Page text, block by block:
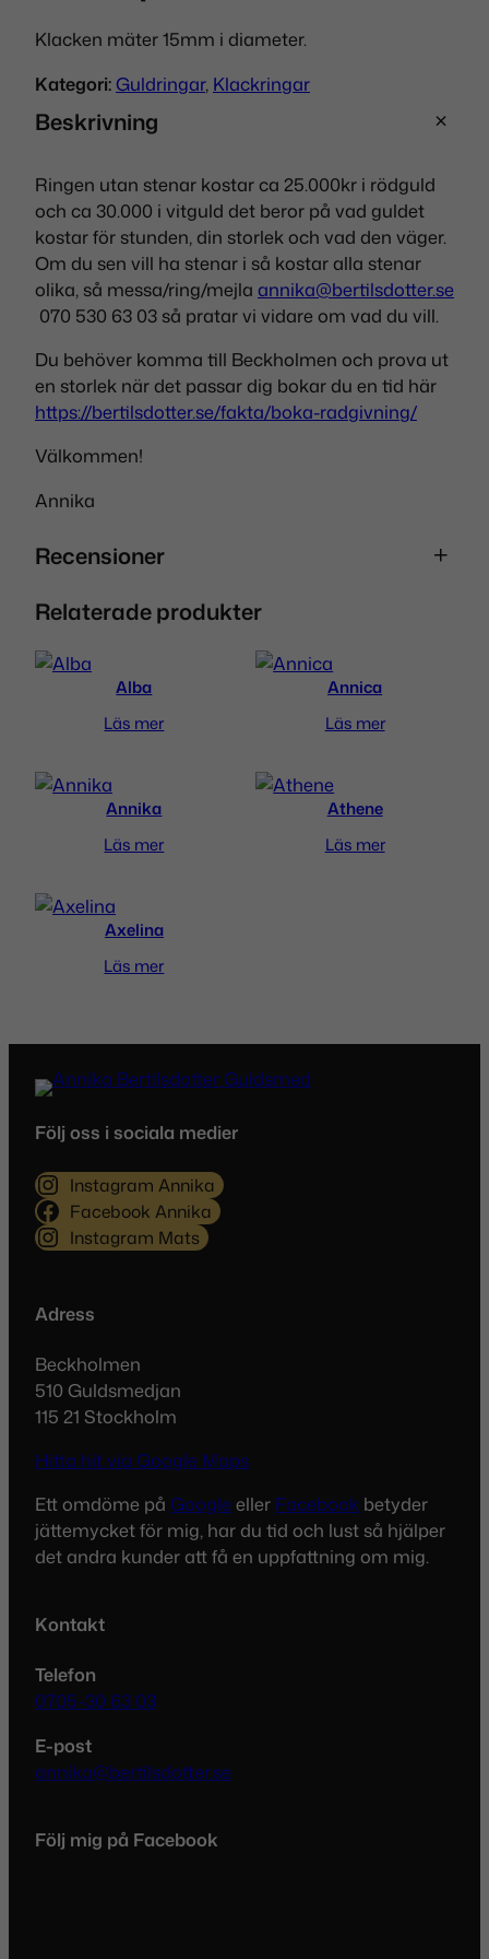
Klacken mäter 15mm i diameter.
Kategori: Guldringar, Klackringar
Beskrivning
Ringen utan stenar kostar ca 25.000kr i rödguld
och ca 30.000 i vitguld det beror på vad guldet
kostar för stunden, din storlek och vad den väger.
Om du sen vill ha stenar i så kostar alla stenar
olika, så messa/ring/mejla annika@bertilsdotter.se
070 530 63 03 så pratar vi vidare om vad du vill.
Du behöver komma till Beckholmen och prova ut
en storlek när det passar dig bokar du en tid här
https://bertilsdotter.se/fakta/boka-radgivning/
Välkommen!
Annika
Recensioner
0 recensioner av Peaceplease
Bli först med att recensera
”Peaceplease”
Obligatoriska fält är märkta*
Ditt betyg*
Din recension
E-post*
Denna webbplats använder Akismet för att
minska skräppost.
Relaterade produkter
Alba
Läs mer
Annica
Läs mer
Annika
Läs mer
Athene
Läs mer
Axelina
Läs mer
Följ oss i sociala medier
Instagram Annika
Facebook Annika
Instagram Mats
Adress
Beckholmen
510 Guldsmedjan
115 21 Stockholm
Hitta hit via Google Maps
Ett omdöme på Google eller Facebook betyder
jättemycket för mig, har du tid och lust så hjälper
det andra kunder att få en uppfattning om mig.
Kontakt
Telefon
0705-30 63 03
E-post
annika@bertilsdotter.se
Följ mig på Facebook